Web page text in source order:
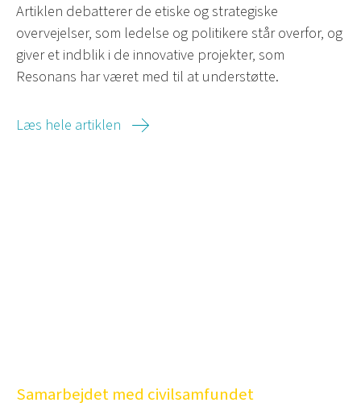
Artiklen debatterer de etiske og strategiske
overvejelser, som ledelse og politikere står overfor, og
giver et indblik i de innovative projekter, som
Resonans har været med til at understøtte.
Læs hele artiklen
Samarbejdet med civilsamfundet